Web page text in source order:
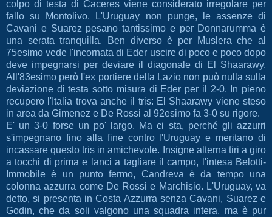
colpo di testa di Caceres viene considerato irregolare per
fallo su Montolivo. L'Uruguay non punge, le assenze di
Cavani e Suarez pesano tantissimo e per Donnarumma è
una serata tranquilla. Ben diverso è per Muslera che al
75esimo vede l'incornata di Eder uscire di poco e poco dopo
deve impegnarsi per deviare il diagonale di El Shaarawy.
All'83esimo però l'ex portiere della Lazio non può nulla sulla
deviazione di testa sotto misura di Eder per il 2-0. In pieno
recupero l'Italia trova anche il tris: El Shaarawy viene steso
in area da Gimenez e De Rossi al 92esimo fa 3-0 su rigore.
E' un 3-0 forse un po' largo. Ma ci sta, perché gli azzurri
s'impegnano fino alla fine contro l'Uruguay e meritano di
incassare questo tris in amichevole. Insigne alterna tiri a giro
a tocchi di prima e lanci a tagliare il campo, l'intesa Belotti-
Immobile è un punto fermo, Candreva è da tempo una
colonna azzurra come De Rossi e Marchisio. L'Uruguay, va
detto, si presenta in Costa Azzurra senza Cavani, Suarez e
Godin, che da soli valgono una squadra intera, ma è pur